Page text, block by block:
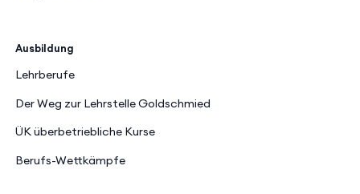
Ausbildung
Lehrberufe
Der Weg zur Lehrstelle Goldschmied
ÜK überbetriebliche Kurse
Berufs-Wettkämpfe